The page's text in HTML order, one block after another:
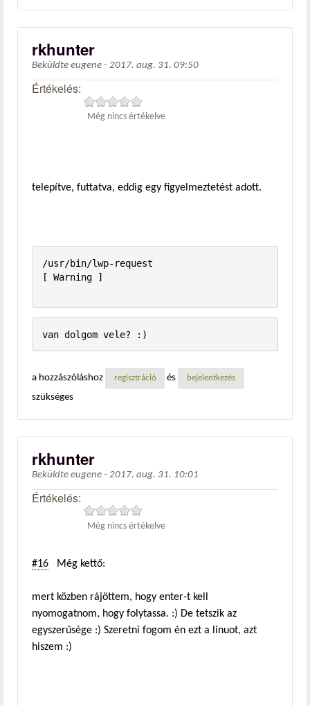
rkhunter
Beküldte eugene - 2017. aug. 31. 09:50
Értékelés:
Még nincs értékelve
telepítve, futtatva, eddig egy figyelmeztetést adott.
/usr/bin/lwp-request
[ Warning ]
a hozzászóláshoz regisztráció és bejelentkezés
szükséges
rkhunter
Beküldte eugene - 2017. aug. 31. 10:01
Értékelés:
Még nincs értékelve
#16 Még kettő:
mert közben rájöttem, hogy enter-t kell
nyomogatnom, hogy folytassa. :) De tetszik az
egyszerűsége :) Szeretni fogom én ezt a linuot, azt
hiszem :)